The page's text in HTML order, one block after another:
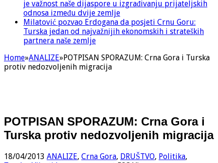
je važnost naše dijaspore u izgrađivanju prijateljskih
odnosa između dvije zemlje
Milatović pozvao Erdogana da posjeti Crnu Goru:
Turska jedan od najvažnijih ekonomskih i strateških
partnera naše zemlje
Home»ANALIZE»POTPISAN SPORAZUM: Crna Gora i Turska
protiv nedozvoljenih migracija
POTPISAN SPORAZUM: Crna Gora i
Turska protiv nedozvoljenih migracija
18/04/2013 ANALIZE, Crna Gora, DRUŠTVO, Politika,